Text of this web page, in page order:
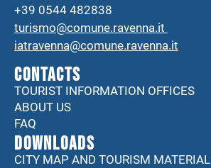
+39 0544 482838
turismo@comune.ravenna.it
iatravenna@comune.ravenna.it
CONTACTS
TOURIST INFORMATION OFFICES
ABOUT US
FAQ
DOWNLOADS
CITY MAP AND TOURISM MATERIAL